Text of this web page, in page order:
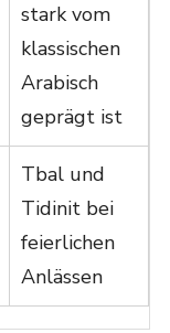
stark vom
klassischen
Arabisch
geprägt ist
Tbal und
Tidinit bei
feierlichen
Anlässen